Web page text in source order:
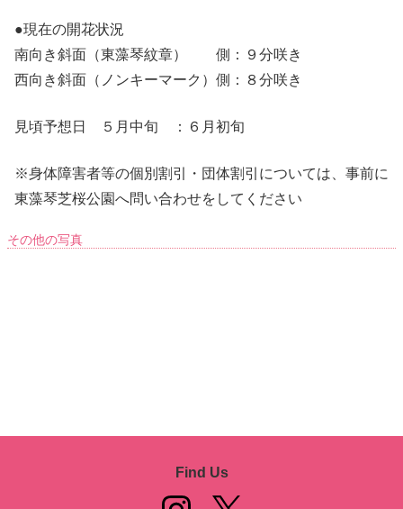
●現在の開花状況
南向き斜面（東藻琴紋章） 側：９分咲き
西向き斜面（ノンキーマーク）側：８分咲き
見頃予想日 ５月中旬 ：６月初旬
※身体障害者等の個別割引・団体割引については、事前に
東藻琴芝桜公園へ問い合わせをしてください
その他の写真
Find Us